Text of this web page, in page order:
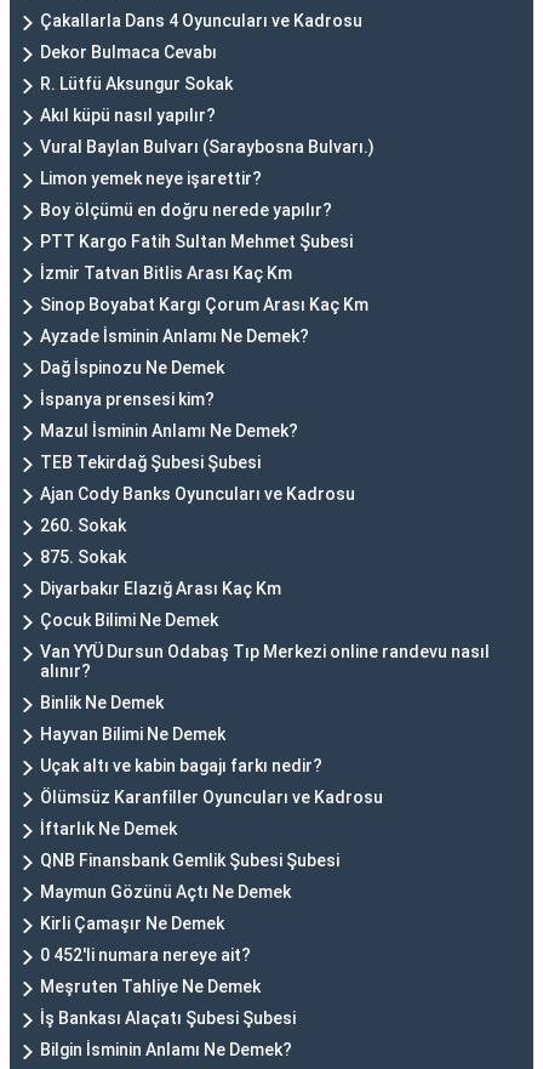
Çakallarla Dans 4 Oyuncuları ve Kadrosu
Dekor Bulmaca Cevabı
R. Lütfü Aksungur Sokak
Akıl küpü nasıl yapılır?
Vural Baylan Bulvarı (Saraybosna Bulvarı.)
Limon yemek neye işarettir?
Boy ölçümü en doğru nerede yapılır?
PTT Kargo Fatih Sultan Mehmet Şubesi
İzmir Tatvan Bitlis Arası Kaç Km
Sinop Boyabat Kargı Çorum Arası Kaç Km
Ayzade İsminin Anlamı Ne Demek?
Dağ İspinozu Ne Demek
İspanya prensesi kim?
Mazul İsminin Anlamı Ne Demek?
TEB Tekirdağ Şubesi Şubesi
Ajan Cody Banks Oyuncuları ve Kadrosu
260. Sokak
875. Sokak
Diyarbakır Elazığ Arası Kaç Km
Çocuk Bilimi Ne Demek
Van YYÜ Dursun Odabaş Tıp Merkezi online randevu nasıl
alınır?
Binlik Ne Demek
Hayvan Bilimi Ne Demek
Uçak altı ve kabin bagajı farkı nedir?
Ölümsüz Karanfiller Oyuncuları ve Kadrosu
İftarlık Ne Demek
QNB Finansbank Gemlik Şubesi Şubesi
Maymun Gözünü Açtı Ne Demek
Kirli Çamaşır Ne Demek
0 452'li numara nereye ait?
Meşruten Tahliye Ne Demek
İş Bankası Alaçatı Şubesi Şubesi
Bilgin İsminin Anlamı Ne Demek?